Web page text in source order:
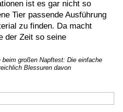
ist es gar nicht so
Tier passende Ausführung
zu finden. Da macht
der Zeit so seine
großen Napftest: Die einfache
Blessuren davon